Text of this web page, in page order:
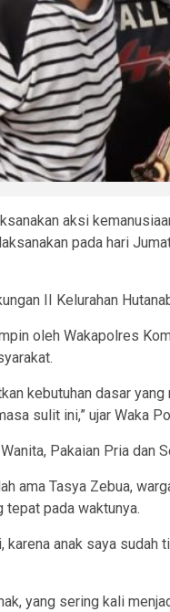
aksi
pada hari
II Kelurahan
oleh Wakapolres
kebutuhan dasar
sulit ini,” ujar Waka
Pakaian Pria dan
Tasya Zebua,
tepat pada waktunya.
anak saya sudah
yang sering kali